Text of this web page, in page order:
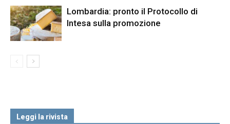
Lombardia: pronto il Protocollo di
Intesa sulla promozione
Leggi la rivista